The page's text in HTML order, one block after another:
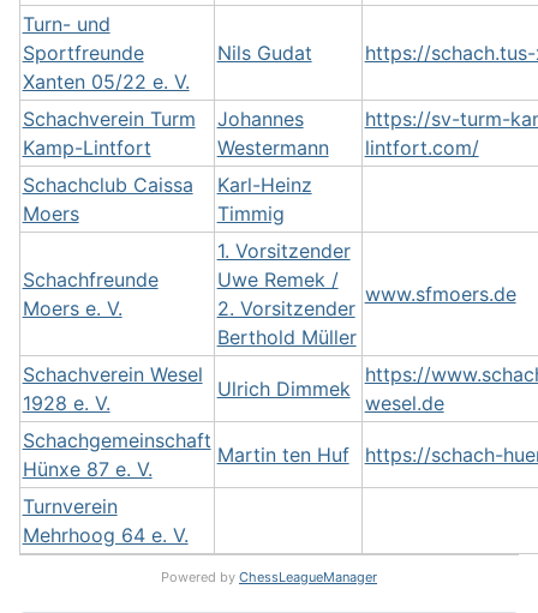
Turn- und
Sportfreunde
Xanten 05/22 e. V.
Nils Gudat https://
Schachverein Turm
Kamp-Lintfort
Johannes
Westermann
https://sv-turm-
lintfort.com/
Schachclub Caissa
Moers
Karl-Heinz
Timmig
Schachfreunde
Moers e. V.
1. Vorsitzender
Uwe Remek /
2. Vorsitzender
Berthold Müller
www.sfmoers.de
Schachverein Wesel
1928 e. V.
Ulrich Dimmek
https://
wesel.de
Schachgemeinschaft
Hünxe 87 e. V.
Martin ten Huf https://schach-
Turnverein
Mehrhoog 64 e. V.
Powered by ChessLeagueManager